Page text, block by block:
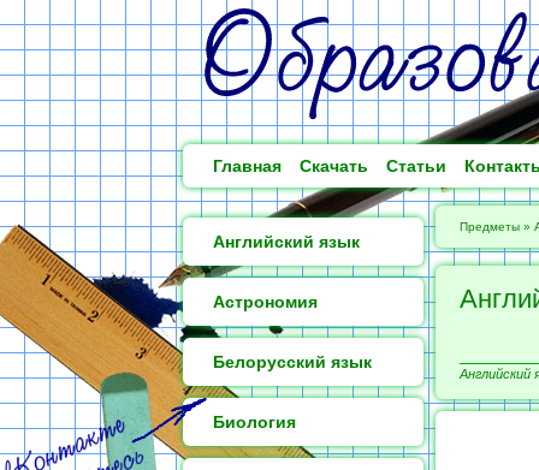
Главная Скачать Статьи
Английский язык
Астрономия
Белорусский язык
Биология
Предметы »
Английский